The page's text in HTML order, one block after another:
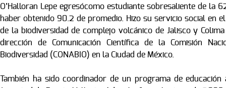
O’Halloran Lepe egresócomo estudiante sobresaliente de la
haber obtenido 90.2 de promedio. Hizo su servicio social en
de la biodiversidad de complejo volcánico de Jalisco y
dirección de Comunicación Científica de la Comisión
Biodiversidad (CONABIO) en la Ciudad de México.
También ha sido coordinador de un programa de